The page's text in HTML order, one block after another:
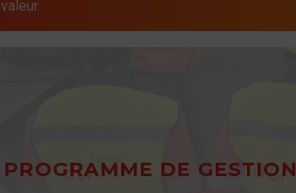
valeur.
PROGRAMME DE GESTION